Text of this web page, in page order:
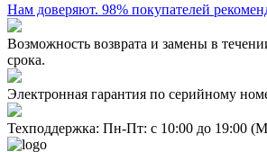
Нам доверяют. 98% покупателей
Возможность возврата и замены в
срока.
Электронная гарантия по серийному
Техподдержка: Пн-Пт: с 10:00 до 19:00